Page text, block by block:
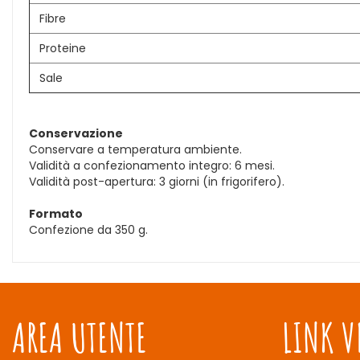
Fibre
Proteine
Sale
Conservazione
Conservare a temperatura ambiente.
Validità a confezionamento integro: 6 mesi.
Validità post-apertura: 3 giorni (in frigorifero).
Formato
Confezione da 350 g.
AREA UTENTE LINK